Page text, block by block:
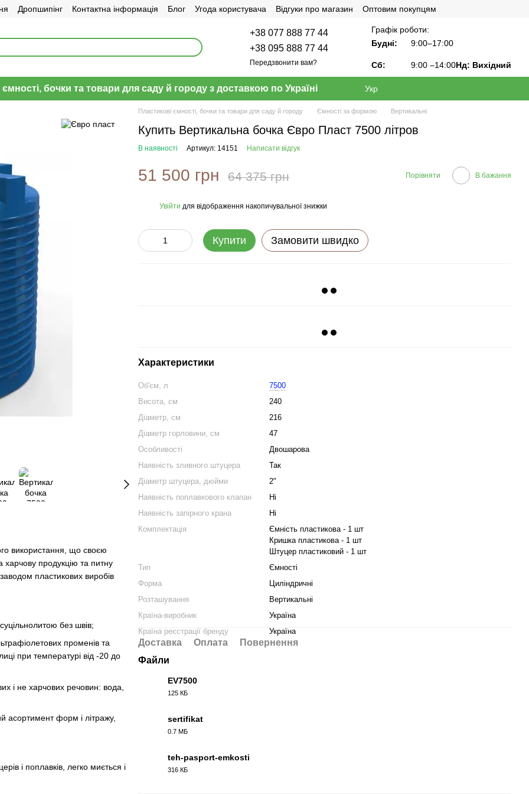
Дропшипінг Контактна інформація Блог Угода користувача Відгуки про магазин Оптовим покупцям
+38 077 888 77 44
+38 095 888 77 44
Передзвонити вам?
Графік роботи:
Будні:
9:00–17:00
Сб: 9:00 –14:00Нд: Вихідний
ємності, бочки та товари для саду й городу з доставкою по Україні Укр
використання, що своєю
харчову продукцію та питну
пластикових виробів
без швів;
променів та
при температурі від -20 до
і не харчових речовин: вода,
форм і літражу,
і поплавків, легко миється і
Пластикові ємності, бочки та товари для саду й городу Ємності за формою Вертикальні
Купить Вертикальна бочка Євро Пласт 7500 літров
В наявності Артикул: 14151 Написати відгук
51 500 грн 64 375 грн Порівняти В бажання
Увійти для відображення накопичувальної знижки
Купити Замовити швидко
Характеристики
Об'єм, л
7500
Висота, см
240
Діаметр, см
216
Діаметр горловини, см
47
Особливості
Двошарова
Наявність зливного штуцера
Так
Діаметр штуцера, дюйми
2"
Наявність поплавкового клапан
Ні
Наявність запірного крана
Ні
Комплектація
Ємність пластикова - 1 шт
Кришка пластикова - 1 шт
Штуцер пластиковий - 1 шт
Тип
Ємності
Форма
Циліндричні
Розташування
Вертикальні
Країна-виробник
Україна
Країна реєстрації бренду
Україна
Доставка Оплата
Повернення
Файли
EV7500
125 КБ
sertifikat
0.7 МБ
teh-pasport-emkosti
316 КБ